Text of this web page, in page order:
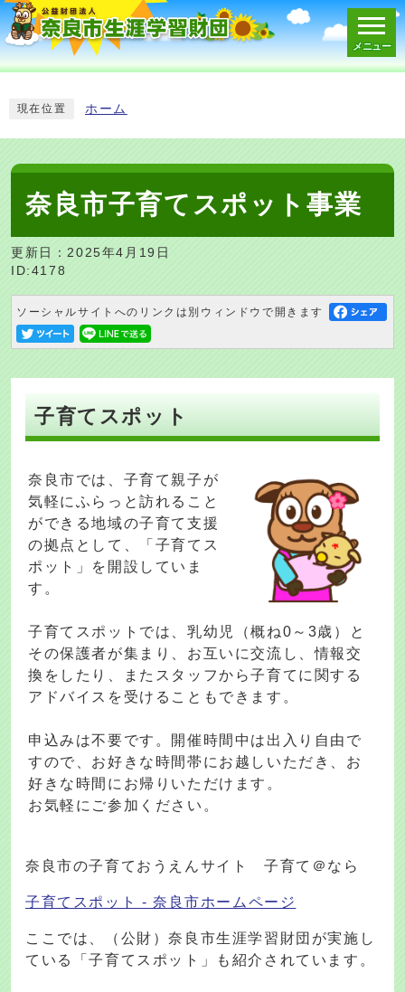
メニュー
現在位置 ホーム
奈良市子育てスポット事業
更新日：2025年4月19日
ID:4178
ソーシャルサイトへのリンクは別ウィンドウで開きます
子育てスポット
奈良市では、子育て親子が
気軽にふらっと訪れること
ができる地域の子育て支援
の拠点として、「子育てス
ポット」を開設していま
す。
子育てスポットでは、乳幼児（概ね0～3歳）と
その保護者が集まり、お互いに交流し、情報交
換をしたり、またスタッフから子育てに関する
アドバイスを受けることもできます。
申込みは不要です。開催時間中は出入り自由で
すので、お好きな時間帯にお越しいただき、お
好きな時間にお帰りいただけます。
お気軽にご参加ください。
奈良市の子育ておうえんサイト 子育て＠なら
子育てスポット - 奈良市ホームページ
ここでは、（公財）奈良市生涯学習財団が実施し
ている「子育てスポット」も紹介されています。